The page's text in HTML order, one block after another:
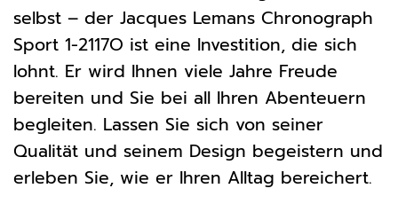
selbst – der Jacques Lemans Chronograph
Sport 1-2117O ist eine Investition, die sich
lohnt. Er wird Ihnen viele Jahre Freude
bereiten und Sie bei all Ihren Abenteuern
begleiten. Lassen Sie sich von seiner
Qualität und seinem Design begeistern und
erleben Sie, wie er Ihren Alltag bereichert.